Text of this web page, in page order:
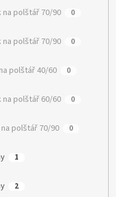
na polštář 70/90 0
na polštář 70/90 0
polštář 40/60 0
na polštář 60/60 0
polštář 70/90 0
1
2